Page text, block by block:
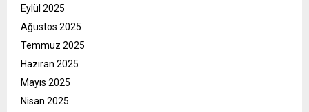
Eylül 2025
Ağustos 2025
Temmuz 2025
Haziran 2025
Mayıs 2025
Nisan 2025